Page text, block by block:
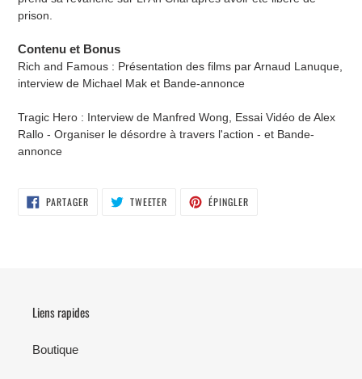
prison.
Contenu et Bonus
Rich and Famous : Présentation des films par Arnaud Lanuque,
interview de Michael Mak et Bande-annonce
Tragic Hero : Interview de Manfred Wong, Essai Vidéo de Alex
Rallo - Organiser le désordre à travers l'action - et Bande-
annonce
PARTAGERPARTAGER
SUR
TWEETER TWEETER ÉPINGLER
Liens rapides
Boutique